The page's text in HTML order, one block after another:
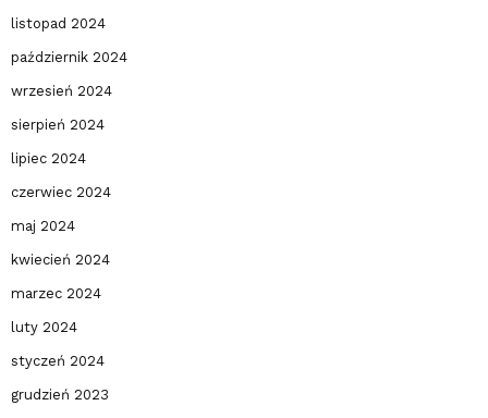
listopad 2024
październik 2024
wrzesień 2024
sierpień 2024
lipiec 2024
czerwiec 2024
maj 2024
kwiecień 2024
marzec 2024
luty 2024
styczeń 2024
grudzień 2023